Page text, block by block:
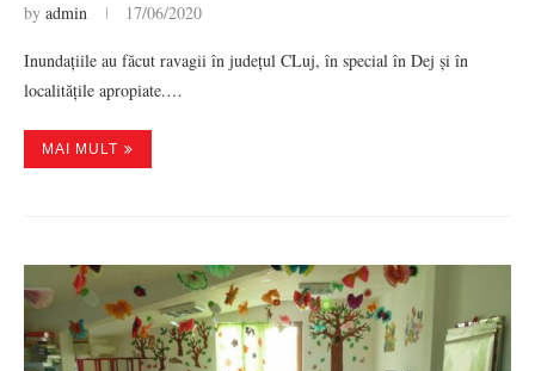
by admin 17/06/2020
Inundațiile au făcut ravagii în județul CLuj, în special în Dej și în
localitățile apropiate.…
MAI MULT